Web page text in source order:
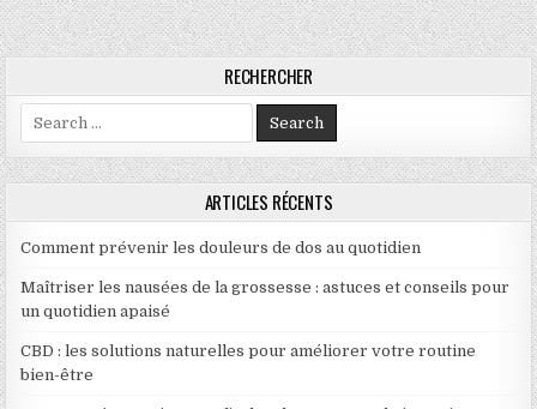
RECHERCHER
Search for:
ARTICLES RÉCENTS
Comment prévenir les douleurs de dos au quotidien
Maîtriser les nausées de la grossesse : astuces et conseils pour
un quotidien apaisé
CBD : les solutions naturelles pour améliorer votre routine
bien-être